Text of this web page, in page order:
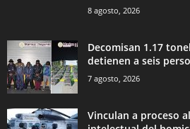
8 agosto, 2026
Decomisan 1.17
detienen a seis
7 agosto, 2026
Vinculan a proceso